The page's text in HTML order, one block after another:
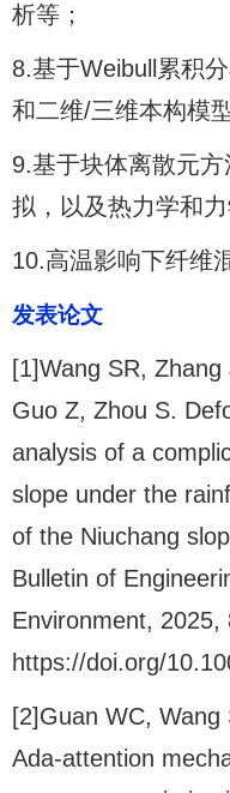
析等；
8.基于Weibull累积
和二维/三维本构模
9.基于块体离散元
拟，以及热力学和力
10.高温影响下纤维
发表论文
[1]Wang SR,
Guo Z, Zhou S.
analysis of a
slope under the
of the Niuchang
Bulletin of
Environment, 2025,
https://doi.org/
[2]Guan WC, Wang
Ada-attention